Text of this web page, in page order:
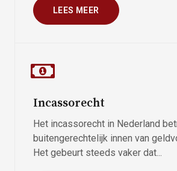
LEES MEER
Incassorecht
Het incassorecht in Nederland
buitengerechtelijk innen van
Het gebeurt steeds vaker dat...